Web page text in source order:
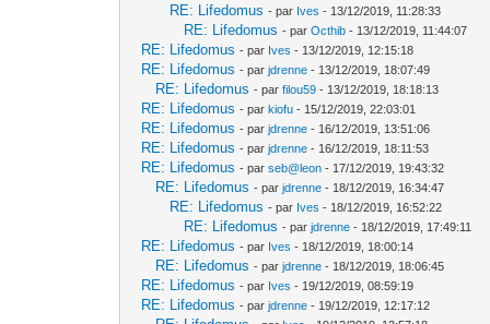
RE: Lifedomus - par Ives - 13/12/2019, 11:28:33
RE: Lifedomus - parOcthib - 13/12/2019, 11:44:07
RE: Lifedomus - par Ives - 13/12/2019, 12:15:18
RE: Lifedomus - parjdrenne - 13/12/2019, 18:07:49
RE: Lifedomus - parfilou59 - 13/12/2019, 18:18:13
RE: Lifedomus - parkiofu - 15/12/2019, 22:03:01
RE: Lifedomus - parjdrenne - 16/12/2019, 13:51:06
RE: Lifedomus - parjdrenne - 16/12/2019, 18:11:53
RE: Lifedomus - parseb@leon - 17/12/2019, 19:43:32
RE: Lifedomus - parjdrenne - 18/12/2019, 16:34:47
RE: Lifedomus - par Ives - 18/12/2019, 16:52:22
RE: Lifedomus - parjdrenne - 18/12/2019, 17:49:11
RE: Lifedomus - par Ives - 18/12/2019, 18:00:14
RE: Lifedomus - parjdrenne - 18/12/2019, 18:06:45
RE: Lifedomus - par Ives - 19/12/2019, 08:59:19
RE: Lifedomus - parjdrenne - 19/12/2019, 12:17:12